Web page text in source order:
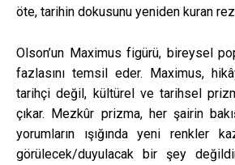
öte, tarihin dokusunu yeniden kuran
Olson’un Maximus figürü, bireysel
fazlasını temsil eder. Maximus,
tarihçi değil, kültürel ve tarihsel
çıkar. Mezkûr prizma, her şairin
yorumların ışığında yeni renkler
görülecek/duyulacak bir şey